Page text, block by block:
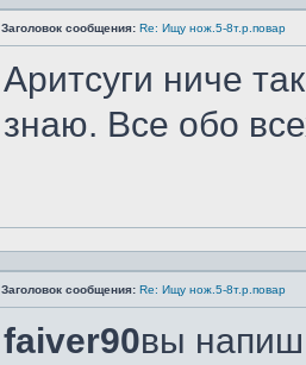
Заголовок сообщения: Re: Ищу нож.5-8т.р.повар
Аритсуги ниче
знаю. Все обо
Заголовок сообщения: Re: Ищу нож.5-8т.р.повар
faiver90вы